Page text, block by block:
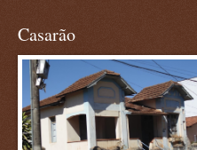
Casarão